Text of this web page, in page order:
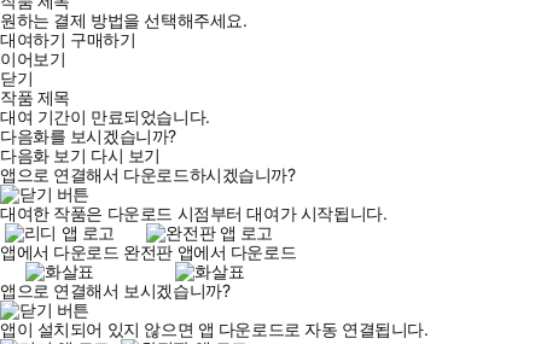
원하는 결제 방법을 선택해주세요.
대여하기 구매하기
이어보기
닫기
작품 제목
대여 기간이 만료되었습니다.
다음화를 보시겠습니까?
다음화 보기 다시 보기
앱으로 연결해서 다운로드하시겠습니까?
대여한 작품은 다운로드 시점부터 대여가 시작됩니다.
앱에서 다운로드 완전판 앱에서 다운로드
앱으로 연결해서 보시겠습니까?
앱이 설치되어 있지 않으면 앱 다운로드로 자동 연결됩니다.